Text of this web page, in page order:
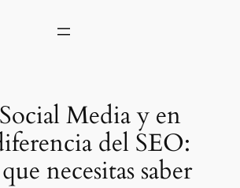
Media y en
del SEO:
necesitas saber